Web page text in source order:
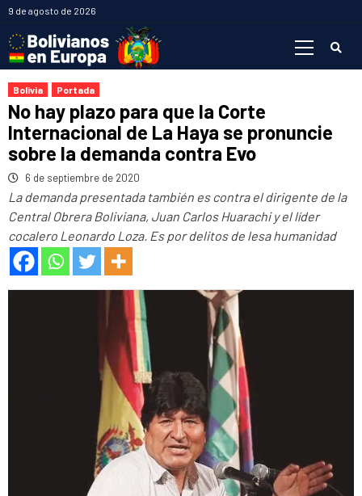
Saltar
contenido
9 de agosto de 2026
Bolivia Portada
No hay plazo para que la Corte
Internacional de La Haya se pronuncie
sobre la demanda contra Evo
6 de septiembre de 2020
La demanda presentada también es contra el dirigente de la
Central Obrera Boliviana, Juan Carlos Huarachi y el líder
cocalero Leonardo Loza. Es por delitos de lesa humanidad